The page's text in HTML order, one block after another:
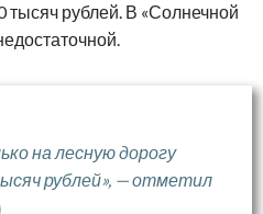
тысяч рублей. В «Солнечной
на лесную дорогу
рублей», — отметил